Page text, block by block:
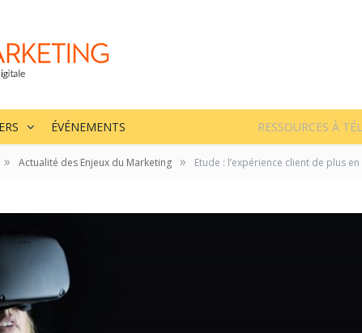
ÉVÉNEMENTS RESSOURCES À
» Actualité des Enjeux du Marketing » Etude : l’expérience client de plus